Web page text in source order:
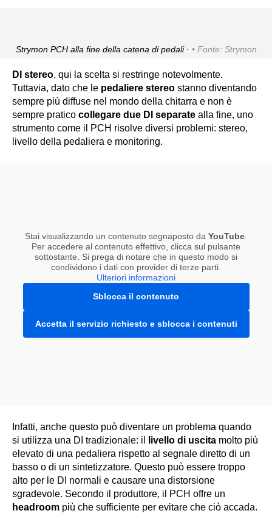
Strymon PCH alla fine della catena di pedali · Fonte: Strymon
DI stereo, qui la scelta si restringe notevolmente.
Tuttavia, dato che le pedaliere stereo stanno diventando
sempre più diffuse nel mondo della chitarra e non è
sempre pratico collegare due DI separate alla fine, uno
strumento come il PCH risolve diversi problemi: stereo,
livello della pedaliera e monitoring.
Stai visualizzando un contenuto segnaposto da YouTube
Per accedere al contenuto effettivo, clicca sul pulsante
sottostante. Si prega di notare che in questo modo si
condividono i dati con provider di terze parti.
Ulteriori informazioni
Sblocca il contenuto
Accetta il servizio richiesto e sblocca i contenuti
Infatti, anche questo può diventare un problema quando
si utilizza una DI tradizionale: il
livello di uscita molto più
elevato di una pedaliera rispetto al segnale diretto di un
basso o di un sintetizzatore. Questo può essere troppo
alto per le DI normali e causare una distorsione
sgradevole. Secondo il produttore, il PCH offre un
headroom più che sufficiente per evitare che ciò accada.